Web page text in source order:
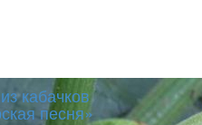
кабачков
песня»